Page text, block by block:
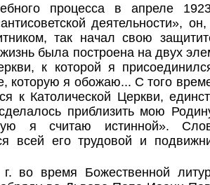
процесса в апреле
деятельности», он,
так начал свою
была построена на двух
к которой я
которую я обожаю... С того
к Католической Церкви,
приблизить мою
я считаю истинной».
всей его трудовой и
во время Божественной